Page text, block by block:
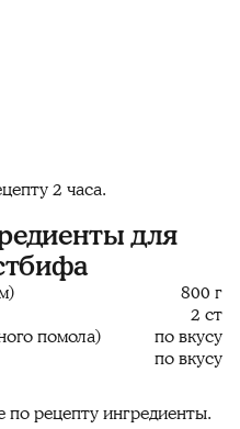
2 часа.
для
800 г
2 ст
помола)
по вкусу
по вкусу
рецепту ингредиенты.